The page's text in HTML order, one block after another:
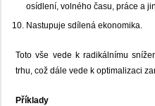
osídlení, volného času, práce a
Nastupuje sdílená ekonomika.
Toto vše vede k radikálnímu
trhu, což dále vede k optimalizaci
Příklady